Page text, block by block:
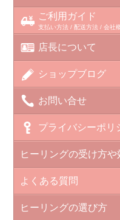
ご利用ガイド
支払い方法 / 配送方法 / 会社
店長について
ショップブログ
お問い合せ
プライバシーポリ
ヒーリングの受け方や
よくある質問
ヒーリングの選び方